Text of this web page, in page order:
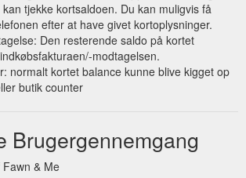
tjekke kortsaldoen. Du kan muligvis få
efter at have givet kortoplysninger.
Den resterende saldo på kortet
modtagelsen.
normalt kortet balance kunne blive kigget op
butik counter
Brugergennemgang
& Me